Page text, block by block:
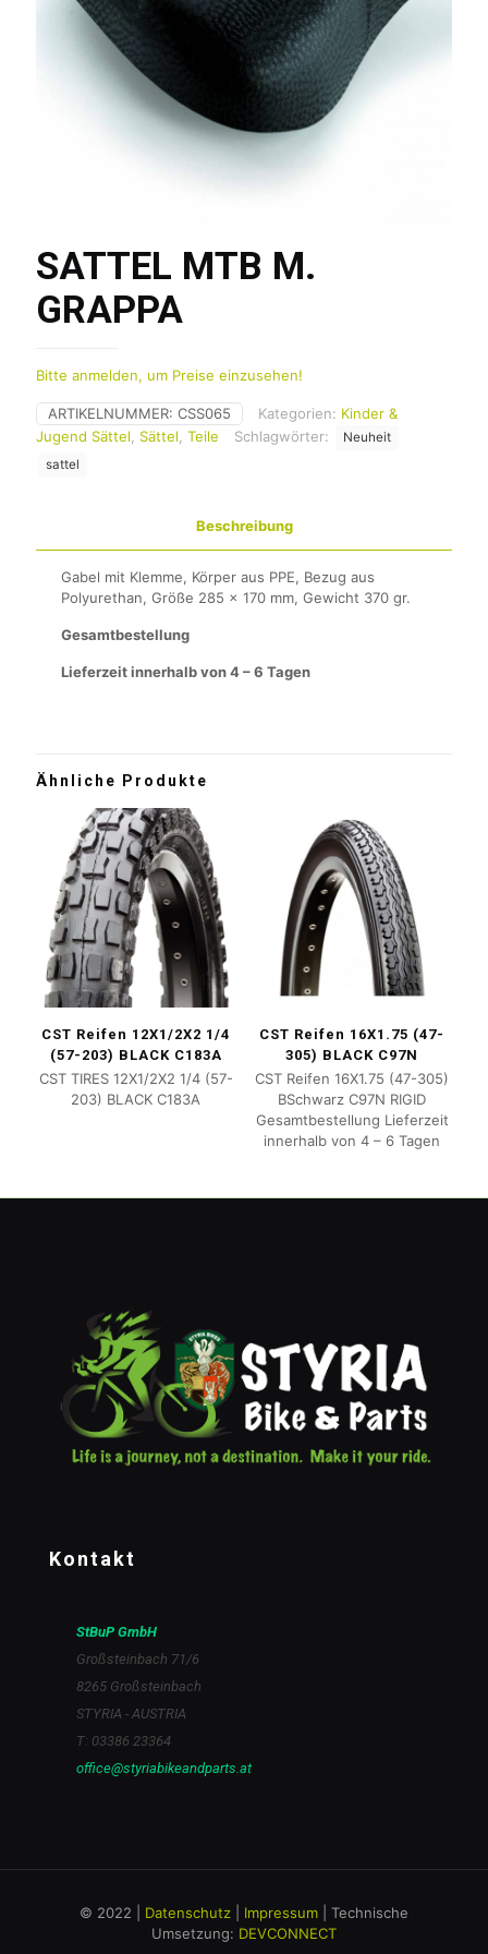
SATTEL MTB M.
GRAPPA
Bitte anmelden, um Preise einzusehen!
ARTIKELNUMMER: CSS065 Kategorien: Kinder &
Jugend Sättel
Sättel Teile Schlagwörter:
Neuheit
sattel
Beschreibung
Gabel mit Klemme, Körper aus PPE, Bezug aus
Polyurethan, Größe 285 x 170 mm, Gewicht 370 gr.
Gesamtbestellung
Lieferzeit innerhalb von 4 – 6 Tagen
Ähnliche Produkte
CST Reifen 12X1/2X2 1/4
(57-203) BLACK C183A
CST TIRES 12X1/2X2 1/4 (57-
203) BLACK C183A
CST Reifen 16X1.75 (47-
305) BLACK C97N
CST Reifen 16X1.75 (47-305)
BSchwarz C97N RIGID
Gesamtbestellung Lieferzeit
innerhalb von 4 – 6 Tagen
Kontakt
StBuP GmbH
Großsteinbach 71/6
8265 Großsteinbach
STYRIA - AUSTRIA
T: 03386 23364
office@styriabikeandparts.at
© 2022 | Datenschutz Impressum | Technische
Umsetzung: DEVCONNECT